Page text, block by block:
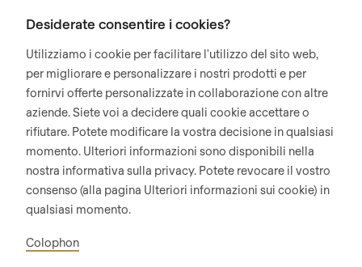
SOCIAL MEDIA
LinkedIn
Youtube
Instagram
Google Reviews
CONDIZIONI GENERALI RONDOCONNECT
Desiderate consentire i cookies?
Utilizziamo i cookie per facilitare l'utilizzo del sito web,
per migliorare e personalizzare i nostri prodotti e per
fornirvi offerte personalizzate in collaborazione con altre
aziende. Siete voi a decidere quali cookie accettare o
rifiutare. Potete modificare la vostra decisione in qualsiasi
momento. Ulteriori informazioni sono disponibili nella
nostra informativa sulla privacy. Potete revocare il vostro
consenso (alla pagina Ulteriori informazioni sui cookie) in
qualsiasi momento.
Colophon